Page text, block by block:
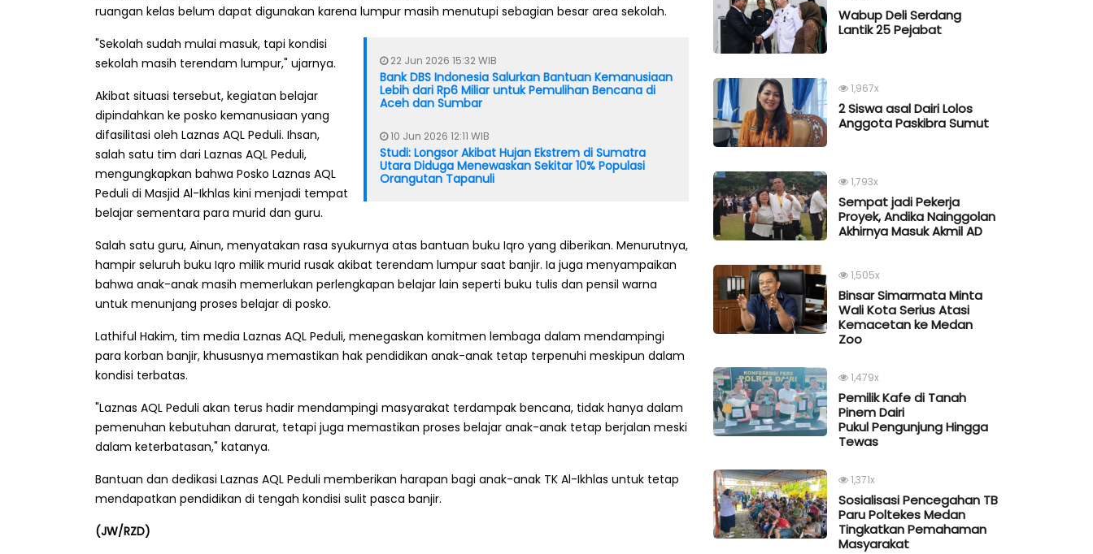
ruangan kelas belum dapat digunakan karena lumpur masih menutupi sebagian besar area sekolah.
22 Jun 2026 15:32 WIB
Bank DBS Indonesia Salurkan Bantuan Kemanusiaan
Lebih dari Rp6 Miliar untuk Pemulihan Bencana di
Aceh dan Sumbar
10 Jun 2026 12:11 WIB
Studi: Longsor Akibat Hujan Ekstrem di Sumatra
Utara Diduga Menewaskan Sekitar 10% Populasi
Orangutan Tapanuli
"Sekolah sudah mulai masuk, tapi kondisi
sekolah masih terendam lumpur," ujarnya.
Akibat situasi tersebut, kegiatan belajar
dipindahkan ke posko kemanusiaan yang
difasilitasi oleh Laznas AQL Peduli. Ihsan,
salah satu tim dari Laznas AQL Peduli,
mengungkapkan bahwa Posko Laznas AQL
Peduli di Masjid Al-Ikhlas kini menjadi tempat
belajar sementara para murid dan guru.
Salah satu guru, Ainun, menyatakan rasa syukurnya atas bantuan buku Iqro yang diberikan. Menurutnya,
hampir seluruh buku Iqro milik murid rusak akibat terendam lumpur saat banjir. Ia juga menyampaikan
bahwa anak-anak masih memerlukan perlengkapan belajar lain seperti buku tulis dan pensil warna
untuk menunjang proses belajar di posko.
Lathiful Hakim, tim media Laznas AQL Peduli, menegaskan komitmen lembaga dalam mendampingi
para korban banjir, khususnya memastikan hak pendidikan anak-anak tetap terpenuhi meskipun dalam
kondisi terbatas.
"Laznas AQL Peduli akan terus hadir mendampingi masyarakat terdampak bencana, tidak hanya dalam
pemenuhan kebutuhan darurat, tetapi juga memastikan proses belajar anak-anak tetap berjalan meski
dalam keterbatasan," katanya.
Bantuan dan dedikasi Laznas AQL Peduli memberikan harapan bagi anak-anak TK Al-Ikhlas untuk tetap
mendapatkan pendidikan di tengah kondisi sulit pasca banjir.
(JW/RZD)
Wabup Deli Serdang
Lantik 25 Pejabat
1,967x
2 Siswa asal Dairi Lolos
Anggota Paskibra Sumut
1,793x
Sempat jadi Pekerja
Proyek, Andika Nainggolan
Akhirnya Masuk Akmil AD
1,505x
Binsar Simarmata Minta
Wali Kota Serius Atasi
Kemacetan ke Medan
Zoo
1,479x
Pemilik Kafe di Tanah
Pinem Dairi
Pukul Pengunjung Hingga
Tewas
1,371x
Sosialisasi Pencegahan TB
Paru Poltekes Medan
Tingkatkan Pemahaman
Masyarakat